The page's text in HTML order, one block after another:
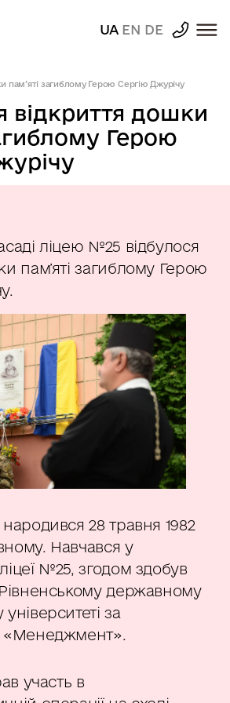
UA EN DE
пам’яті загиблому Герою Сергію Джурічу
відкриття дошки
Герою
ліцею №25 відбулося
пам’яті загиблому Герою
28 травня 1982
Навчався у
№25, згодом здобув
державному
за
«Менеджмент».
участь в